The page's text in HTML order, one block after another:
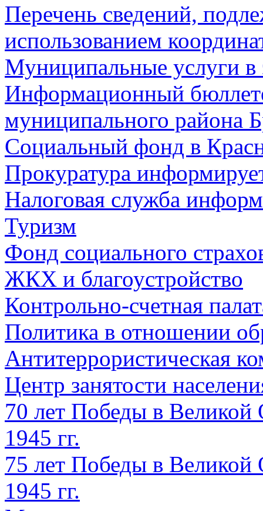
Перечень сведений,
использованием
Муниципальные услуги в
Информационный
муниципального района
Социальный фонд в
Прокуратура
Налоговая служба
Туризм
Фонд социального
ЖКХ и благоустройство
Контрольно-счетная
Политика в отношении
Антитеррористическая
Центр занятости
70 лет Победы в Великой
1945 гг.
75 лет Победы в Великой
1945 гг.